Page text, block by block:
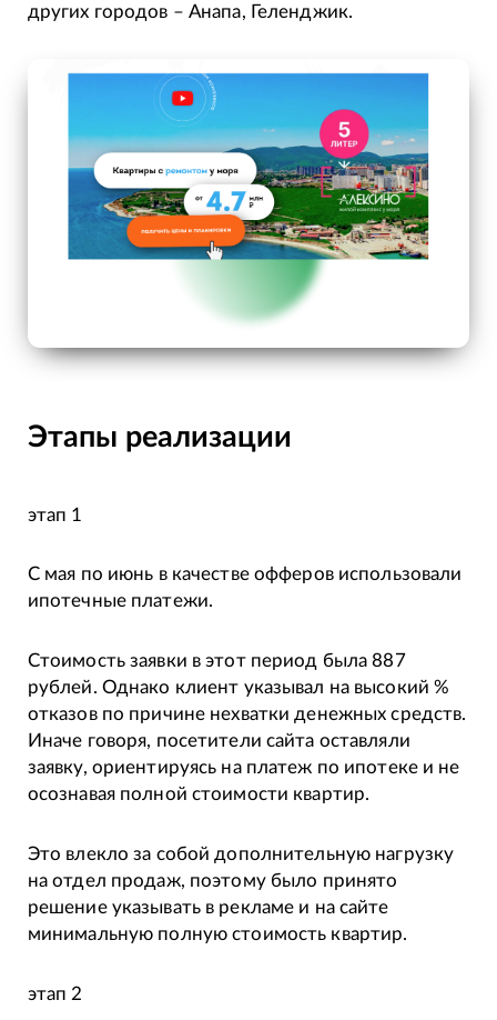
других городов – Анапа, Геленджик.
Этапы реализации
этап 1
С мая по июнь в качестве офферов использовали
ипотечные платежи.
Стоимость заявки в этот период была 887
рублей. Однако клиент указывал на высокий %
отказов по причине нехватки денежных средств.
Иначе говоря, посетители сайта оставляли
заявку, ориентируясь на платеж по ипотеке и не
осознавая полной стоимости квартир.
Это влекло за собой дополнительную нагрузку
на отдел продаж, поэтому было принято
решение указывать в рекламе и на сайте
минимальную полную стоимость квартир.
этап 2